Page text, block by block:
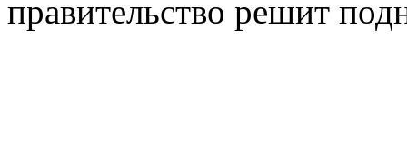
правительство решит